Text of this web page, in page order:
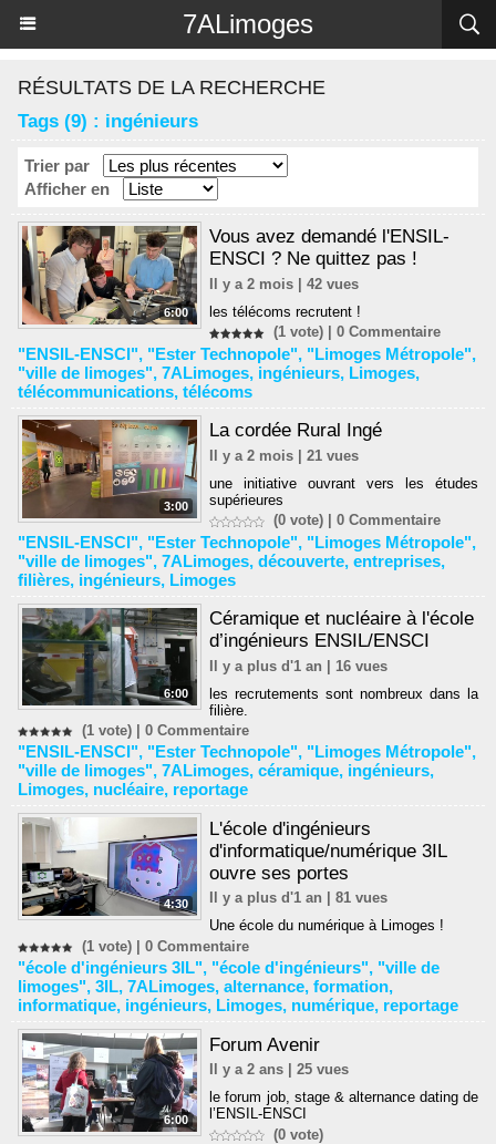
7ALimoges
RÉSULTATS DE LA RECHERCHE
Tags (9) : ingénieurs
Trier par
Afficher en
6:00
Vous avez demandé l'ENSIL-
ENSCI ? Ne quittez pas !
Il y a 2 mois | 42 vues
les télécoms recrutent !
(1 vote) |0 Commentaire
"ENSIL-ENSCI", "Ester Technopole", "Limoges Métropole",
"ville de limoges", 7ALimoges, ingénieurs, Limoges,
télécommunications, télécoms
3:00
La cordée Rural Ingé
Il y a 2 mois | 21 vues
une initiative ouvrant vers les études
supérieures
(0 vote) |0 Commentaire
"ENSIL-ENSCI", "Ester Technopole", "Limoges Métropole",
"ville de limoges", 7ALimoges, découverte, entreprises,
filières, ingénieurs, Limoges
6:00
Céramique et nucléaire à l'école
d’ingénieurs ENSIL/ENSCI
Il y a plus d'1 an | 16 vues
les recrutements sont nombreux dans la
filière.
(1 vote) | 0 Commentaire
"ENSIL-ENSCI", "Ester Technopole", "Limoges Métropole",
"ville de limoges", 7ALimoges, céramique, ingénieurs,
Limoges, nucléaire, reportage
4:30
L'école d'ingénieurs
d'informatique/numérique 3IL
ouvre ses portes
Il y a plus d'1 an | 81 vues
Une école du numérique à Limoges !
(1 vote) | 0 Commentaire
"école d'ingénieurs 3IL", "école d'ingénieurs", "ville de
limoges", 3IL, 7ALimoges, alternance, formation,
informatique, ingénieurs, Limoges, numérique, reportage
6:00
Forum Avenir
Il y a 2 ans | 25 vues
le forum job, stage & alternance dating de
l’ENSIL-ENSCI
(0 vote)